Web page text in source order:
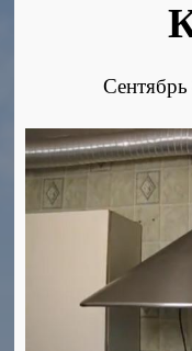
Сентябрь